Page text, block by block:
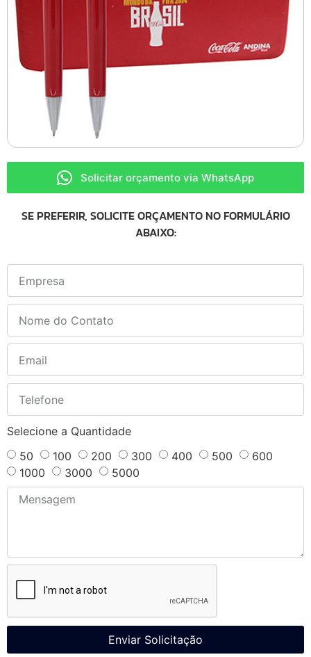
Solicitar orçamento via WhatsApp
SE PREFERIR, SOLICITE ORÇAMENTO NO FORMULÁRIO
ABAIXO:
Selecione a Quantidade
50
100 200 300 400 500
600
1000
3000 5000
Enviar Solicitação